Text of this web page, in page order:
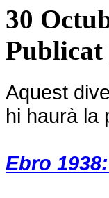
30
Publicat
Aquest
hi haurà la
Ebro